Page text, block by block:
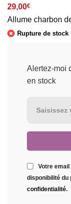
29,00€
Allume charbon
Rupture de stock
Alertez-moi
en stock
Votre
disponibilité du
confidentialité.